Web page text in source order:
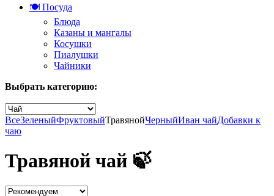
🍽️ Посуда
Блюда
Казаны и мангалы
Косушки
Пиалушки
Чайники
Выбрать категорию:
ВсеЗеленыйФруктовыйТравянойЧерныйИван чайДобавки к
чаю
Травяной чай 🍃